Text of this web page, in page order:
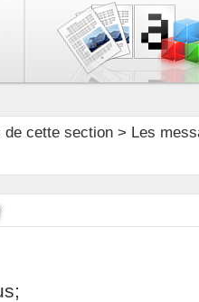
de cette section> Les